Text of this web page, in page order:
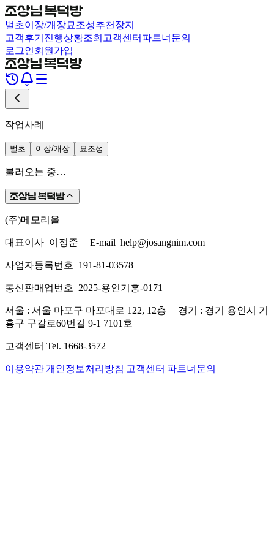
벌초이장/개장묘조성추천장지
고객후기 진행상황조회 고객센터 파트너문의
로그인회원가입
작업사례
벌초 이장/개장 묘조성
불러오는 중…
(주)메모리올
대표이사 이정준 | E-mail help@josangnim.com
사업자등록번호 191-81-03578
통신판매업번호 2025-용인기흥-0171
서울 : 서울 마포구 마포대로 122, 12층 | 경기 : 경기 용인시 기
흥구 구갈로60번길 9-1 7101호
고객센터 Tel. 1668-3572
이용약관|개인정보처리방침|고객센터 |파트너문의